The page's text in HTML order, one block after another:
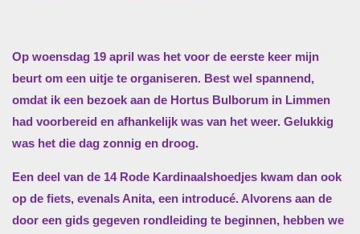
Op woensdag 19 april was het voor de eerste keer mijn
beurt om een uitje te organiseren. Best wel spannend,
omdat ik een bezoek aan de Hortus Bulborum in Limmen
had voorbereid en afhankelijk was van het weer. Gelukkig
was het die dag zonnig en droog.
Een deel van de 14 Rode Kardinaalshoedjes kwam dan ook
op de fiets, evenals Anita, een introducé. Alvorens aan de
door een gids gegeven rondleiding te beginnen, hebben we